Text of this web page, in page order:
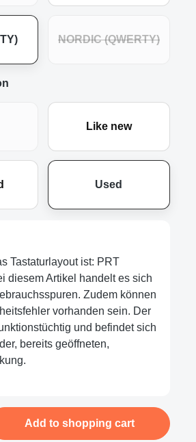
NORDIC (QWERTY)
Like new
Used
Tastaturlayout ist: PRT
diesem Artikel handelt es sich
Zudem können
vorhanden sein. Der
und befindet sich
bereits geöffneten,
Enter the desired
Add to shopping cart